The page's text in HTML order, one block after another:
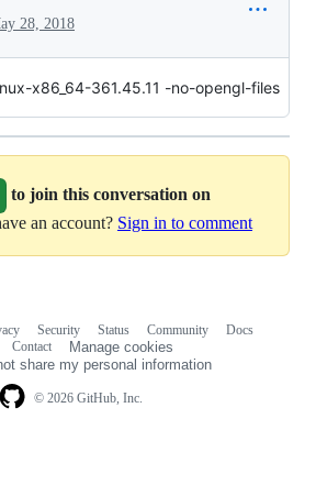
28, 2018
x86_64-361.45.11 -no-opengl-files
to join this conversation on
an account? Sign in to comment
© 2026 GitHub, Inc.
Security Status Community
Docs
Contact
Manage cookies
share my personal information